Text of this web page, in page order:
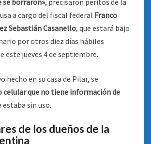
se borraron», precisaron peritos de la
a cargo del fiscal federal Franco
Sebastián Casanello, que estará bajo
por otros diez días hábiles
este jueves 4 de septiembre.
hecho en su casa de Pilar, se
celular que no tiene información de
estaba sin uso.
de los dueños de la